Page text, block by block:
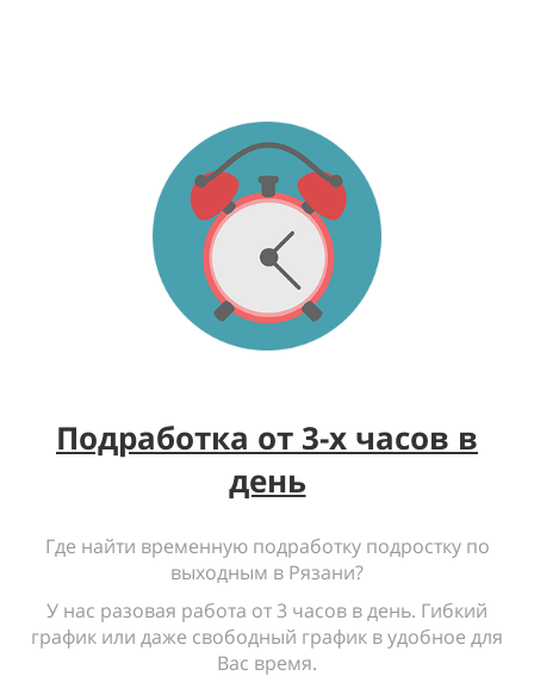
Подработка от 3-х часов в
день
Где найти временную подработку подростку по
выходным в Рязани?
У нас разовая работа от 3 часов в день. Гибкий
график или даже свободный график в удобное для
Вас время.